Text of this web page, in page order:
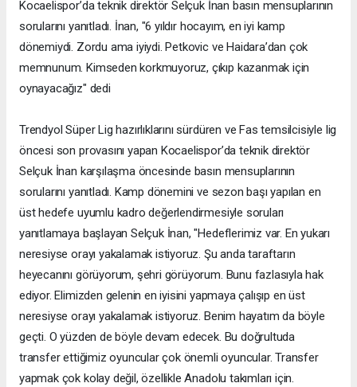
Kocaelispor’da teknik direktör Selçuk İnan basın mensuplarının
sorularını yanıtladı. İnan, "6 yıldır hocayım, en iyi kamp
dönemiydi. Zordu ama iyiydi. Petkovic ve Haidara’dan çok
memnunum. Kimseden korkmuyoruz, çıkıp kazanmak için
oynayacağız" dedi
Trendyol Süper Lig hazırlıklarını sürdüren ve Fas temsilcisiyle lig
öncesi son provasını yapan Kocaelispor’da teknik direktör
Selçuk İnan karşılaşma öncesinde basın mensuplarının
sorularını yanıtladı. Kamp dönemini ve sezon başı yapılan en
üst hedefe uyumlu kadro değerlendirmesiyle soruları
yanıtlamaya başlayan Selçuk İnan, "Hedeflerimiz var. En yukarı
neresiyse orayı yakalamak istiyoruz. Şu anda taraftarın
heyecanını görüyorum, şehri görüyorum. Bunu fazlasıyla hak
ediyor. Elimizden gelenin en iyisini yapmaya çalışıp en üst
neresiyse orayı yakalamak istiyoruz. Benim hayatım da böyle
geçti. O yüzden de böyle devam edecek. Bu doğrultuda
transfer ettiğimiz oyuncular çok önemli oyuncular. Transfer
yapmak çok kolay değil, özellikle Anadolu takımları için.